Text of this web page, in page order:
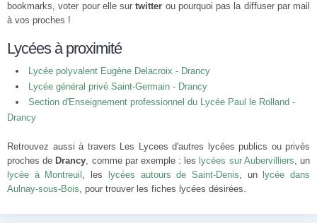
bookmarks, voter pour elle surtwitter ou pourquoi pas la diffuser par mail
à vos proches !
Lycées à proximité
Lycée polyvalent Eugène Delacroix - Drancy
Lycée général privé Saint-Germain - Drancy
Section d'Enseignement professionnel du Lycée Paul le Rolland -
Drancy
Retrouvez aussi à travers Les Lycees d'autres lycées publics ou privés
proches de Drancy, comme par exemple : les lycées sur Aubervilliers, un
lycée à Montreuil , les lycées autours de Saint-Denis, un
lycée dans
Aulnay-sous-Bois, pour trouver les fiches lycées désirées.